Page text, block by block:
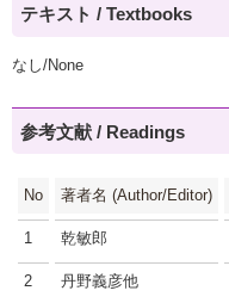
テキスト / Textbooks
なし/None
参考文献 / Readings
No 著者名 (Author/Editor)
1 乾敏郎
2 丹野義彦他